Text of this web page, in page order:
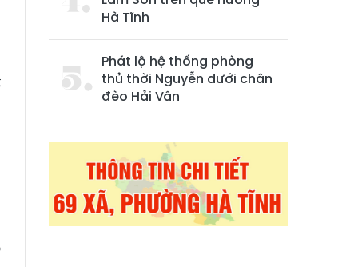
Hà Tĩnh
Phát lộ hệ thống phòng
thủ thời Nguyễn dưới chân
đèo Hải Vân